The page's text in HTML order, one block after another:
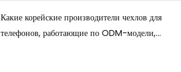
Какие корейские производители чехлов для
телефонов, работающие по ODM-модели,